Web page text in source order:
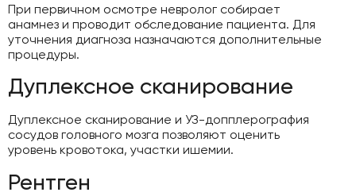
При первичном осмотре невролог собирает
анамнез и проводит обследование пациента. Для
уточнения диагноза назначаются дополнительные
процедуры.
Дуплексное сканирование
Дуплексное сканирование и УЗ-допплерография
сосудов головного мозга позволяют оценить
уровень кровотока, участки ишемии.
Рентген